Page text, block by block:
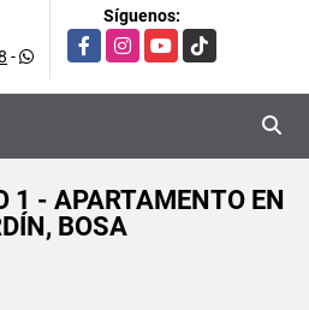
-
Síguenos:
FacebookInstagramYouTubeTikTok
1 - APARTAMENTO EN
BOSA